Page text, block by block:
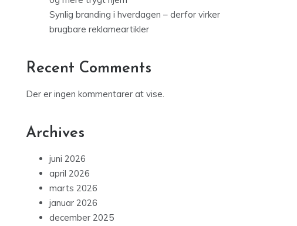
Synlig branding i hverdagen – derfor virker
brugbare reklameartikler
Recent Comments
Der er ingen kommentarer at vise.
Archives
juni 2026
april 2026
marts 2026
januar 2026
december 2025